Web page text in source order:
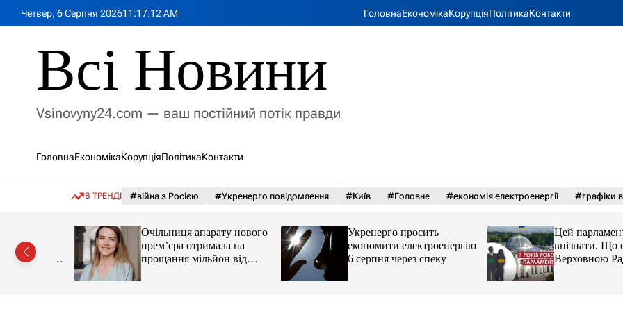
Четвер, 6 Серпня 202611 :17:14 AM ГоловнаЕкономікаКорупціяПолітикаКонтакти
Всі Новини
Vsinovyny24.com — ваш постійний потік правди
ГоловнаЕкономікаКорупціяПолітикаКонтакти
В ТРЕНДІ #війна з Росією #Укренерго повідомлення #Київ #Головне #економія електроенергії #графіки
у
Очільниця апарату нового
прем’єра отримала на
прощання мільйон від
«Нафтогазу»
Укренерго просить
економити електроенергію
6 серпня через спеку
Цей парламент
впізнати. Що
Верховною Радою
років без виборів